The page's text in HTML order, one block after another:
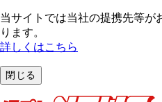
当サイトでは当社の提携先等が
ります。
詳しくはこちら
閉じる